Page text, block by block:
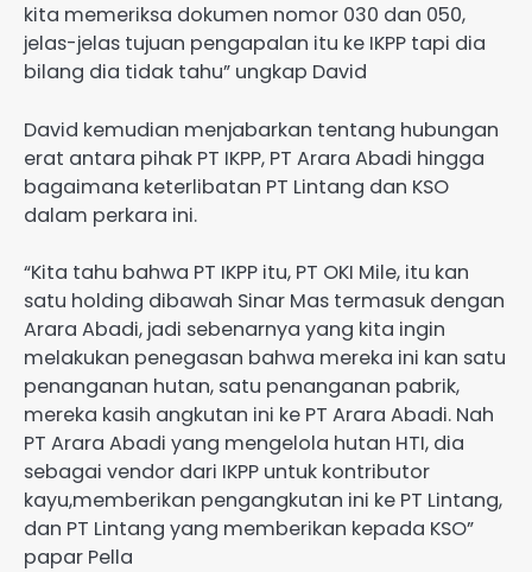
kita memeriksa dokumen nomor 030 dan 050,
jelas-jelas tujuan pengapalan itu ke IKPP tapi dia
bilang dia tidak tahu” ungkap David
David kemudian menjabarkan tentang hubungan
erat antara pihak PT IKPP, PT Arara Abadi hingga
bagaimana keterlibatan PT Lintang dan KSO
dalam perkara ini.
“Kita tahu bahwa PT IKPP itu, PT OKI Mile, itu kan
satu holding dibawah Sinar Mas termasuk dengan
Arara Abadi, jadi sebenarnya yang kita ingin
melakukan penegasan bahwa mereka ini kan satu
penanganan hutan, satu penanganan pabrik,
mereka kasih angkutan ini ke PT Arara Abadi. Nah
PT Arara Abadi yang mengelola hutan HTI, dia
sebagai vendor dari IKPP untuk kontributor
kayu,memberikan pengangkutan ini ke PT Lintang,
dan PT Lintang yang memberikan kepada KSO”
papar Pella